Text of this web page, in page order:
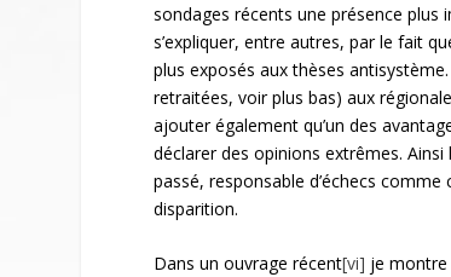
sondages récents une présence
s’expliquer, entre autres, par le fait
plus exposés aux thèses
retraitées, voir plus bas) aux
ajouter également qu’un des
déclarer des opinions extrêmes.
passé, responsable d’échecs
disparition.
Dans un ouvrage récent[vi] je montre